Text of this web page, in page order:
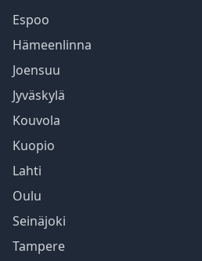
Espoo
Hämeenlinna
Joensuu
Jyväskylä
Kouvola
Kuopio
Lahti
Oulu
Seinäjoki
Tampere